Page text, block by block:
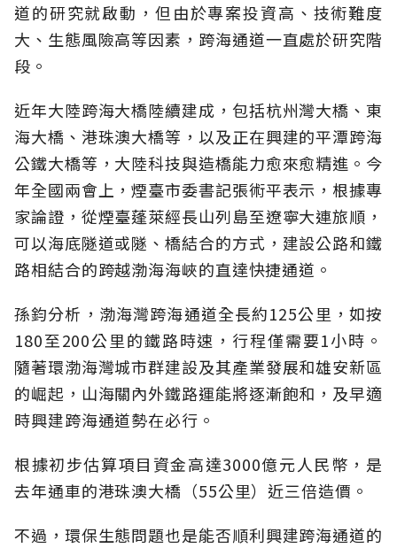
道的研究就啟動，但由於專案投資高、技術難度
大、生態風險高等因素，跨海通道一直處於研究階
段。
近年大陸跨海大橋陸續建成，包括杭州灣大橋、東
海大橋、港珠澳大橋等，以及正在興建的平潭跨海
公鐵大橋等，大陸科技與造橋能力愈來愈精進。今
年全國兩會上，煙臺市委書記張術平表示，根據專
家論證，從煙臺蓬萊經長山列島至遼寧大連旅順，
可以海底隧道或隧、橋結合的方式，建設公路和鐵
路相結合的跨越渤海海峽的直達快捷通道。
孫鈞分析，渤海灣跨海通道全長約125公里，如按
180至200公里的鐵路時速，行程僅需要1小時。
隨著環渤海灣城市群建設及其產業發展和雄安新區
的崛起，山海關內外鐵路運能將逐漸飽和，及早適
時興建跨海通道勢在必行。
根據初步估算項目資金高達3000億元人民幣，是
去年通車的港珠澳大橋（55公里）近三倍造價。
不過，環保生態問題也是能否順利興建跨海通道的